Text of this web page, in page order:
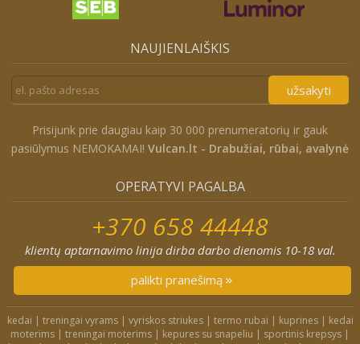
NAUJIENLAIŠKIS
užsakyti
Prisijunk prie daugiau kaip 30 000 prenumeratorių ir gauk
pasiūlymus NEMOKAMAI! Vulcan.lt - Drabužiai, rūbai, avalynė
OPERATYVI PAGALBA
+370 658 44448
klientų aptarnavimo linija dirba darbo dienomis 10-18 val.
palikti pranešimą
kedai | treningai vyrams| vyriskos striukes| termo rubai | kuprines| kedai
moterims | treningai moterims | kepures su snapeliu | sportinis krepsys |